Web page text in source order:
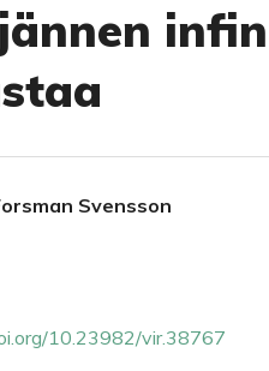
Svensson
10.23982/vir.38767